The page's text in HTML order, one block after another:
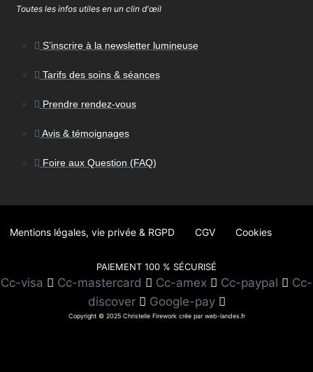
Toutes les infos utiles en un clin d'œil
S’inscrire à la newsletter lumineuse
Tarifs des soins & séances
Prendre rendez-vous
Avis & témoignages
Foire aux Question (FAQ)
Mentions légales, vie privée & RGPD CGV Cookies
PAIEMENT 100 % SÉCURISÉ
Cc-visa Cc-mastercard Cc-amex Cc-paypal
Cc-
discover
Google-pay
Copyright © 2025 Christelle Firework crée par web-landes.fr